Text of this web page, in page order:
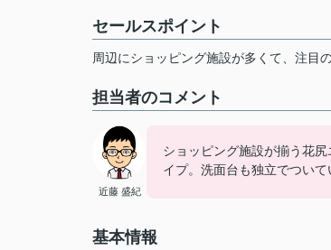
セールスポイント
周辺にショッピング施設が多くて、注目
担当者のコメント
近藤 盛紀
ショッピング施設が揃う花
イプ。洗面台も独立でついて
基本情報